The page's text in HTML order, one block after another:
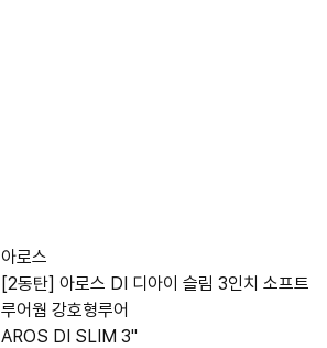
아로스
[2동탄] 아로스 DI 디아이 슬림 3인치 소프트
루어웜 강호형루어
AROS DI SLIM 3"